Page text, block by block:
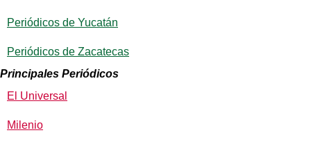
Periódicos de Yucatán
Periódicos de Zacatecas
Principales Periódicos
El Universal
Milenio